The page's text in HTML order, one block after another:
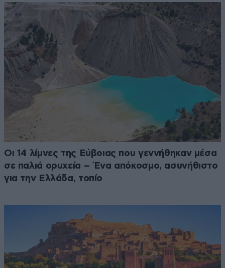
Οι 14 λίμνες της Εύβοιας που γεννήθηκαν μέσα
σε παλιά ορυχεία – Ένα απόκοσμο, ασυνήθιστο
για την Ελλάδα, τοπίο